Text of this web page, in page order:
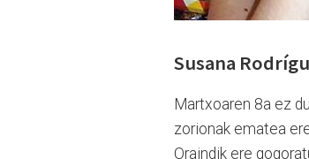
Susana
Martxoaren 8a ez
zorionak ematea
Oraindik ere